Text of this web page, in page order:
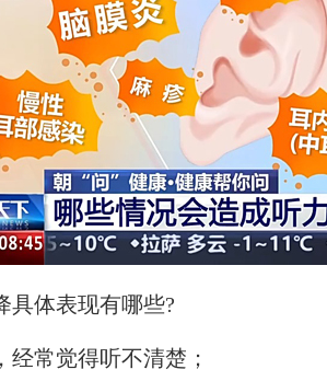
具体表现有哪些?
常觉得听不清楚；